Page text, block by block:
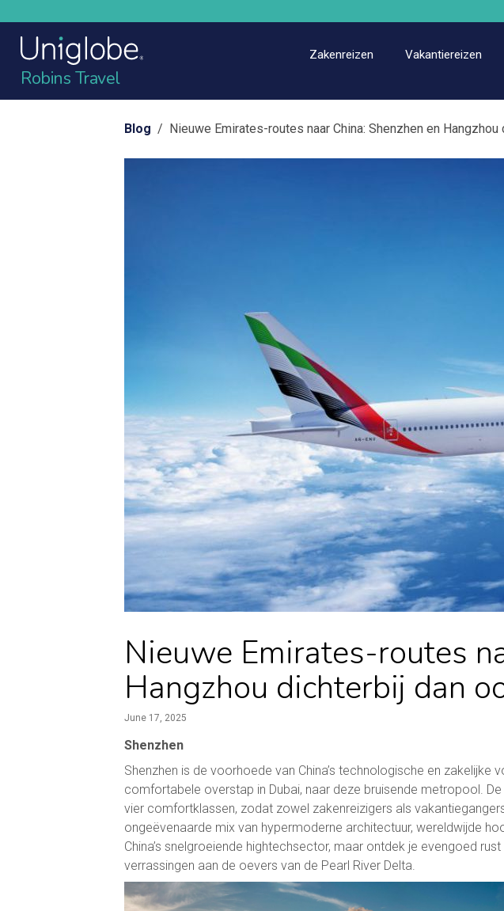
Robins Travel
Zakenreizen Vakantiereizen
Blog / Nieuwe Emirates-routes naar China: Shenzhen en
Nieuwe Emirates-routes
Hangzhou dichterbij dan
June 17, 2025
Shenzhen
Shenzhen is de voorhoede van China’s technologische en
comfortabele overstap in Dubai, naar deze bruisende metropool.
vier comfortklassen, zodat zowel zakenreizigers als
ongeëvenaarde mix van hypermoderne architectuur, wereldwijde
China’s snelgroeiende hightechsector, maar ontdek je evengoed
verrassingen aan de oevers van de Pearl River Delta.